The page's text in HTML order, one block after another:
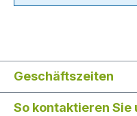
Geschäftszeiten
So kontaktieren Sie